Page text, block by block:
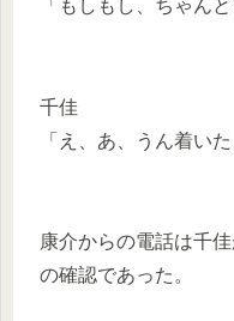
「もしもし、ちゃん
千佳
「え、あ、うん着い
康介からの電話は千
の確認であった。